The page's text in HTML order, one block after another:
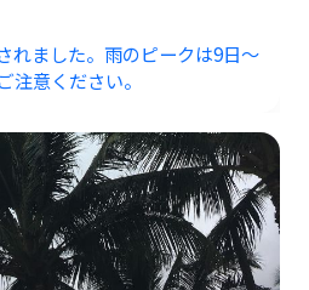
れました。雨のピークは9日〜
注意ください。